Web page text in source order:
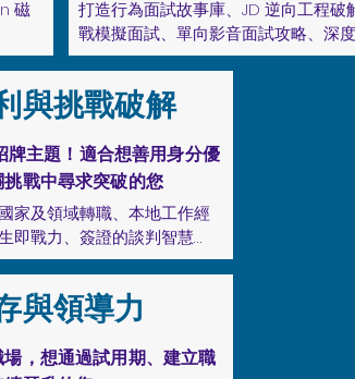
來
管
確
累
磁
募
的
效投
與個
優
拒絕被失敗內耗：建立強大的心理韌
無聲卡與拒絕信視為市場反饋，快速回
修正戰術
多重角色能量管理：在工作、家庭與生
間找到平衡點，設計能量管理系統，找
活的掌控感
職場回歸策略：建立重返職場的信心，
「生活歷練」轉化為職場優勢，填補履
打造行為面試故事庫、JD 逆向工程破
戰模擬面試、單向影音面試攻略、深
庫！無論問題怎麼變，都能從核心故事
JD 逆向工程破解術：像偵探一樣分析
述，精準預測面試官會問什麼問題
實戰模擬面試：高強度演練並提供即時
饋，讓您在真正面試時從從容容、游刃
單向影音面試攻略：克服面對鏡頭的焦
倒數計時的壓力，像專業主播一樣發表
高水準的演說
與挑戰破解
主題！適合想善用身分優
戰中尋求突破的您
家及領域轉職、本地工作經
即戰力、簽證的談判智慧
程與策略
職：深度挖掘您的「可轉移
與領導力
，想通過試用期、建立職